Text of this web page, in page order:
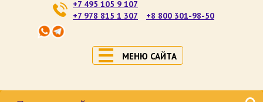
+7 495 105 9 107
+7 978 815 1 307
+8 800 301-98-50
МЕНЮ САЙТА